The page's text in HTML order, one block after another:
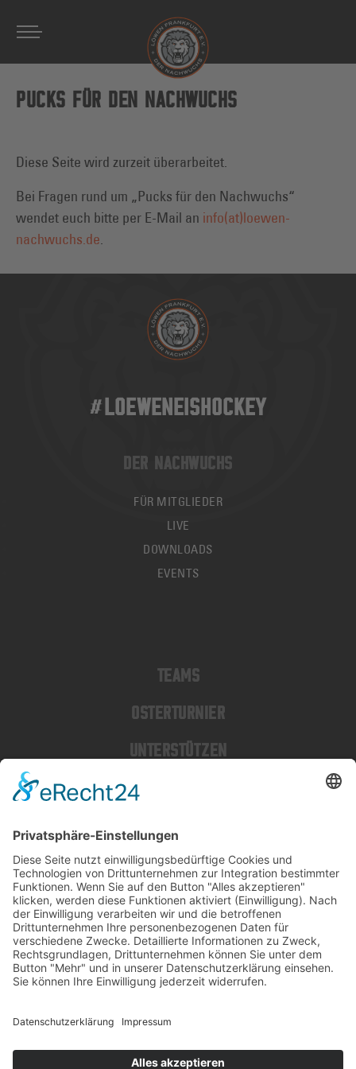
PUCKS FÜR DEN NACHWUCHS
Diese Seite wird zurzeit überarbeitet.
Bei Fragen rund um „Pucks für den Nachwuchs“
wendet euch bitte per E-Mail an info(at)loewen-
nachwuchs.de.
#LOEWENEISHOCKEY
DER NACHWUCHS
FÜR MITGLIEDER
LIVE
DOWNLOADS
EVENTS
TEAMS
OSTERTURNIER
UNTERSTÜTZEN
SOCIAL MEDIA
INSTAGRAM
TIKTOK
FACEBOOK
IMPRESSUM